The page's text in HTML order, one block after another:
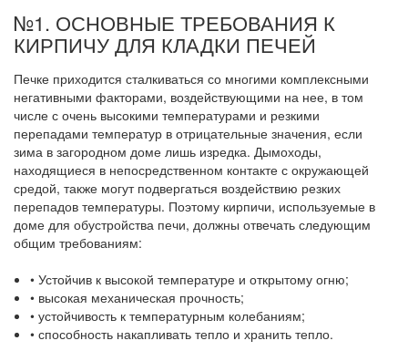
№1. ОСНОВНЫЕ ТРЕБОВАНИЯ К
КИРПИЧУ ДЛЯ КЛАДКИ ПЕЧЕЙ
Печке приходится сталкиваться со многими комплексными
негативными факторами, воздействующими на нее, в том
числе с очень высокими температурами и резкими
перепадами температур в отрицательные значения, если
зима в загородном доме лишь изредка. Дымоходы,
находящиеся в непосредственном контакте с окружающей
средой, также могут подвергаться воздействию резких
перепадов температуры. Поэтому кирпичи, используемые в
доме для обустройства печи, должны отвечать следующим
общим требованиям:
• Устойчив к высокой температуре и открытому огню;
• высокая механическая прочность;
• устойчивость к температурным колебаниям;
• способность накапливать тепло и хранить тепло.